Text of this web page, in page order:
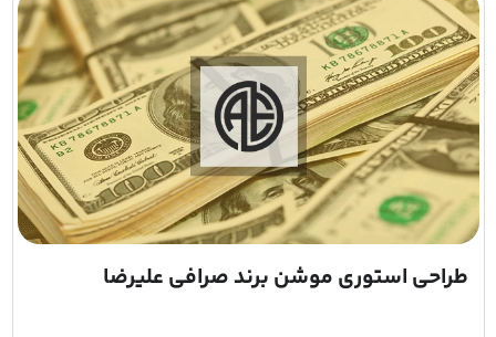
طراحی استوری موشن برند صرافی علیرضا